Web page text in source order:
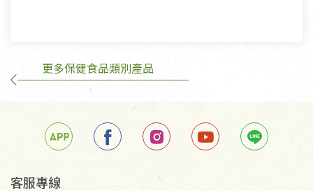
訂購手抄稿退貨需知：
手抄稿進行退貨時，請務必保持原包裝方式及使用原
若未保持原包裝方式或未使用原箱退回，導致書籍有
任何折損、磨損、污損或凹角，將不接受退貨，也不
不接受退貨之手抄稿，為敬重法寶故，里仁網購無法
更多保健食品類別產品
客服專線